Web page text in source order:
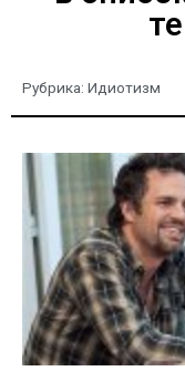
Рубрика: Идиотизм